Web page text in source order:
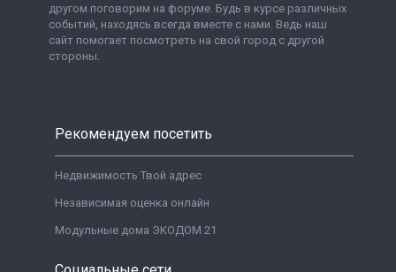
другом поговорим на форуме. Будь в курсе различных
событий, находясь всегда вместе с нами. Ведь наш
сайт помогает посмотреть на свой город с другой
стороны.
Рекомендуем посетить
Недвижимость Твой адрес
Независимая оценка онлайн
Модульные дома ЭКОДОМ 21